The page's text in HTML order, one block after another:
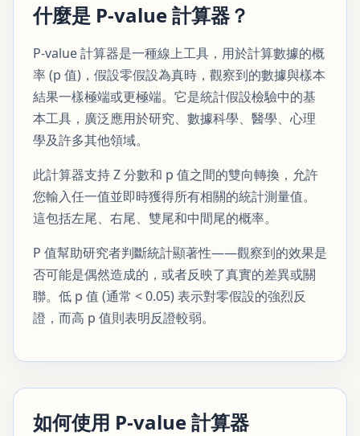
什麼是 P-value 計算器？
P-value 計算器是一種線上工具，用於計算數據的概
率 (p 值)，假設零假設為真時，觀察到的數據與樣本
結果一樣極端或更極端。它是統計假設檢驗中的基
本工具，廣泛應用於研究、數據科學、醫學、心理
學及許多其他領域。
此計算器支持 Z 分數和 p 值之間的雙向轉換，允許
您輸入任一值並即時獲得所有相關的統計測量值。
這包括左尾、右尾、雙尾和中間尾的概率。
P 值幫助研究者判斷統計顯著性——觀察到的效果是
否可能是偶然造成的，或者反映了真實的差異或關
聯。低 p 值 (通常 < 0.05) 表示對零假設的強烈反
證，而高 p 值則表明反證較弱。
如何使用 P-value 計算器